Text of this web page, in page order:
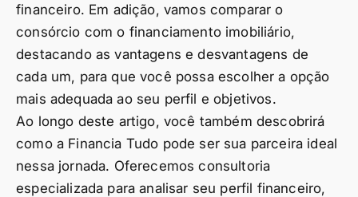
financeiro. Em adição, vamos comparar o
consórcio com o financiamento imobiliário,
destacando as vantagens e desvantagens de
cada um, para que você possa escolher a opção
mais adequada ao seu perfil e objetivos.
Ao longo deste artigo, você também descobrirá
como a Financia Tudo pode ser sua parceira ideal
nessa jornada. Oferecemos consultoria
especializada para analisar seu perfil financeiro,